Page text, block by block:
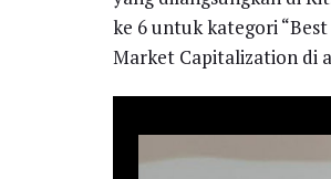
ke 6 untuk kategori
Market Capitalization di